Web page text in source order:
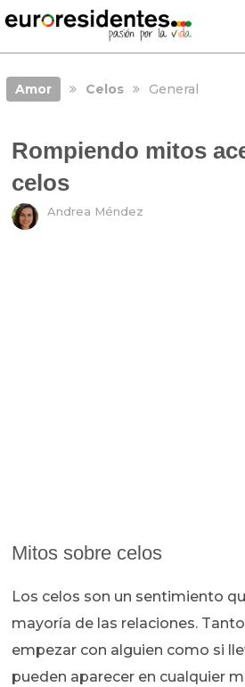
Amor Celos General
Rompiendo mitos
celos
Andrea Méndez
Mitos sobre celos
Los celos son un sentimiento
mayoría de las relaciones.
empezar con alguien como si
pueden aparecer en cualquier